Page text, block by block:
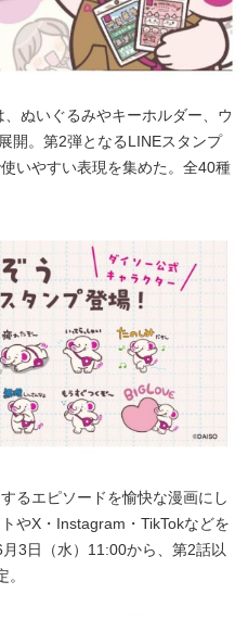
ぬいぐるみやキーホルダー、ウ
開。第2弾となるLINEスタンプ
いやすい表現を集めた。全40種
るエピソードを愉快な漫画にし
やX・Instagram・TikTokなどを
3日（水）11:00から、第2話以